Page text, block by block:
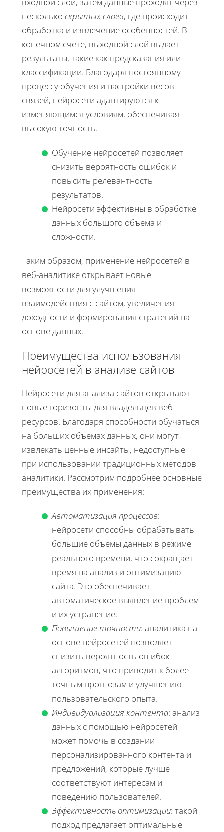
несколько скрытых слоев, где происходит
обработка и извлечение особенностей. В
конечном счете, выходной слой выдает
результаты, такие как предсказания или
классификации. Благодаря постоянному
процессу обучения и настройки весов
связей, нейросети адаптируются к
изменяющимся условиям, обеспечивая
высокую точность.
Обучение нейросетей позволяет
снизить вероятность ошибок и
повысить релевантность
результатов.
Нейросети эффективны в обработке
данных большого объема и
сложности.
Таким образом, применение нейросетей в
веб-аналитике открывает новые
возможности для улучшения
взаимодействия с сайтом, увеличения
доходности и формирования стратегий на
основе данных.
Преимущества использования
нейросетей в анализе сайтов
Нейросети для анализа сайтов открывают
новые горизонты для владельцев веб-
ресурсов. Благодаря способности обучаться
на больших объемах данных, они могут
извлекать ценные инсайты, недоступные
при использовании традиционных методов
аналитики. Рассмотрим подробнее основные
преимущества их применения:
Автоматизация процессов:
нейросети способны обрабатывать
большие объемы данных в режиме
реального времени, что сокращает
время на анализ и оптимизацию
сайта. Это обеспечивает
автоматическое выявление проблем
и их устранение.
Повышение точности: аналитика на
основе нейросетей позволяет
снизить вероятность ошибок
алгоритмов, что приводит к более
точным прогнозам и улучшению
пользовательского опыта.
Индивидуализация контента: анализ
данных с помощью нейросетей
может помочь в создании
персонализированного контента и
предложений, которые лучше
соответствуют интересам и
поведению пользователей.
Эффективность оптимизации: такой
подход предлагает оптимальные